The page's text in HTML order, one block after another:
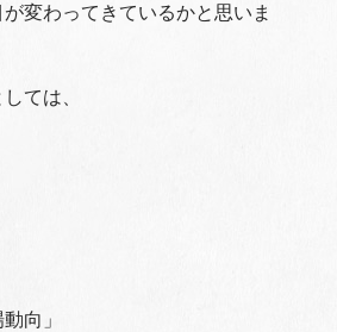
変わってきているかと思いま
ては、
向」